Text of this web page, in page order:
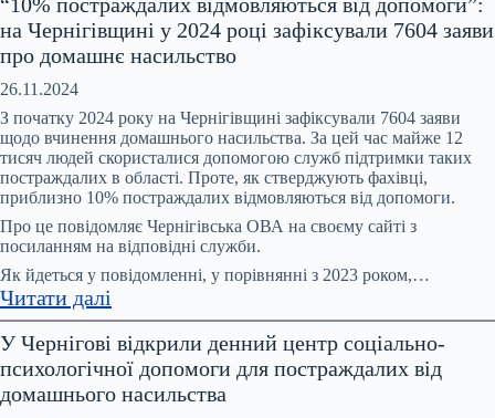
Координаційній
раді
обговорили
запобігання
та
протидії
домашньому
насильству,
насильству
ознакою
статі
на Чернігівщині у 2024 році зафіксували 7604 заяви
про домашнє насильство
26.11.2024
З початку 2024 року на Чернігівщині зафіксували 7604 заяви
щодо вчинення домашнього насильства. За цей час майже 12
тисяч людей скористалися допомогою служб підтримки таких
постраждалих в області. Проте, як стверджують фахівці,
приблизно 10% постраждалих відмовляються від допомоги.
Про це повідомляє Чернігівська ОВА на своєму сайті з
посиланням на відповідні служби.
Як йдеться у повідомленні, у порівнянні з 2023 роком,…
Читати далі
“10%
постраждалих
відмовляються
від
У Чернігові відкрили денний центр соціально-
психологічної допомоги для постраждалих від
домашнього насильства